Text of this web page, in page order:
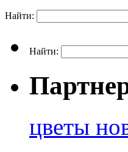
Найти:
Найти:
цветы